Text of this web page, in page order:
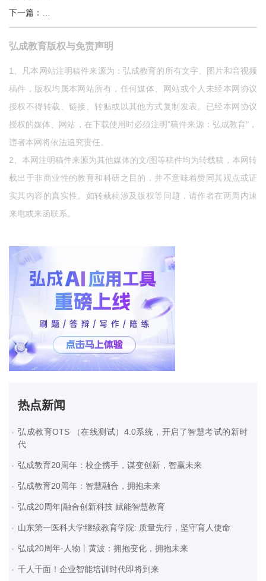
下一篇 ：
弘成教育版权与免责声明
1、凡本网站注明稿件来源为：弘成教育的所有文字、图片和音视频
稿件，版权均属本网站所有，任何媒体、网站或个人未经本网协议
授权不得转载、链接、转贴或以其他方式复制发表。已经本网协议
授权的媒体、网站，在下载使用时必须注明"稿件来源：弘成教育"，
违者本网将依法追究责任。
2、本网注明稿件来源为其他媒体的文/图等稿件均为转载稿，本网转
载出于非商业性的教育和科研之目的，并不意味着赞同其观点或证
实其内容的真实性。如转载稿涉及版权等问题，请作者在两周内速
来电或来函联系。
热点新闻
弘成教育OTS （在线测试）4.0系统，开启了智慧考试的新时
代
弘成教育20周年：校企携手，谋变创新，智赢未来
弘成教育20周年：智慧融合，拥抱未来
弘成20周年|融合创新科技 赋能智慧教育
山东第一医科大学继续教育学院: 质量先行，坚守育人使命
弘成20周年·人物丨黄波：拥抱变化，拥抱未来
千人千面！企业智能培训时代即将到来